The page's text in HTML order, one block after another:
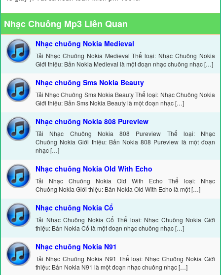
Nhạc Chuông Mp3 Liên Quan
Nhạc chuông Nokia Medieval
Tải Nhạc Chuông Nokia Medieval Thể loại: Nhạc Chuông Nokia
Giới thiệu: Bản Nokia Medieval là một đoạn nhạc chuông nhạc […]
Nhạc chuông Sms Nokia Beauty
Tải Nhạc Chuông Sms Nokia Beauty Thể loại: Nhạc Chuông Nokia
Giới thiệu: Bản Sms Nokia Beauty là một đoạn nhạc […]
Nhạc chuông Nokia 808 Pureview
Tải Nhạc Chuông Nokia 808 Pureview Thể loại: Nhạc
Chuông Nokia Giới thiệu: Bản Nokia 808 Pureview là một đoạn
nhạc […]
Nhạc chuông Nokia Old With Echo
Tải Nhạc Chuông Nokia Old With Echo Thể loại: Nhạc
Chuông Nokia Giới thiệu: Bản Nokia Old With Echo là một […]
Nhạc chuông Nokia Cổ
Tải Nhạc Chuông Nokia Cổ Thể loại: Nhạc Chuông Nokia Giới
thiệu: Bản Nokia Cổ là một đoạn nhạc chuông nhạc […]
Nhạc chuông Nokia N91
Tải Nhạc Chuông Nokia N91 Thể loại: Nhạc Chuông Nokia Giới
thiệu: Bản Nokia N91 là một đoạn nhạc chuông nhạc […]